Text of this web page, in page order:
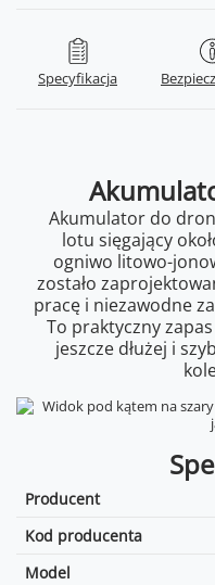
Specyfikacja
Akumulator do
lotu sięgający
ogniwo litowo-
zostało
pracę i niezawodne
To praktyczny
jeszcze dłużej i
Producent
Kod producenta
Model